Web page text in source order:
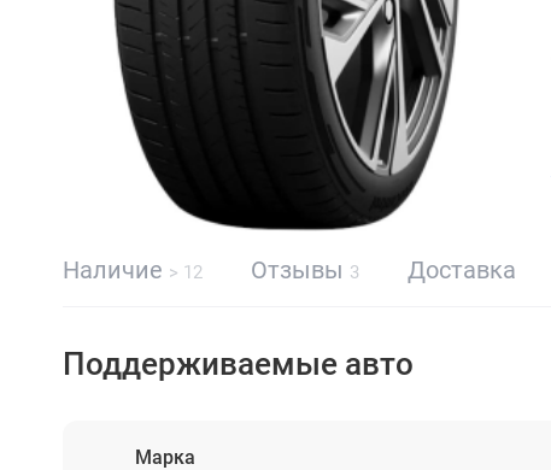
Наличие > 12 Отзывы 3 Доставка
Поддерживаемые авто
Марка